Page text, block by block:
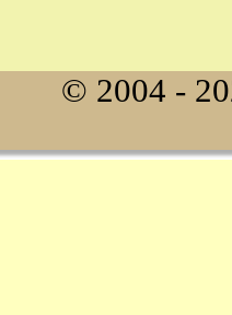
© 2004 -